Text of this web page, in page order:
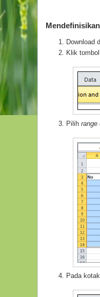
Download
Klik tombol
Pilih range
Pada kotak